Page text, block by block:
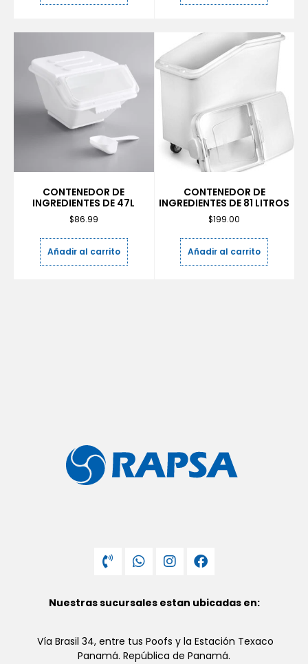
CONTENEDOR DE
INGREDIENTES DE 47L
$86.99
Añadir al carrito
CONTENEDOR DE
INGREDIENTES DE 81 LITROS
$199.00
Añadir al carrito
Nuestras sucursales estan ubicadas en:
Vía Brasil 34, entre tus Poofs y la Estación Texaco
Panamá. República de Panamá.